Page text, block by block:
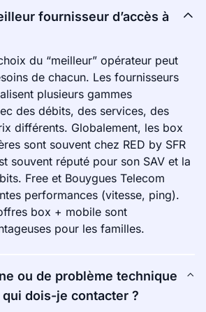
fournisseur d’accès à
du “meilleur” opérateur peut
de chacun. Les fournisseurs
plusieurs gammes
des débits, des services, des
différents. Globalement, les box
sont souvent chez RED by SFR
souvent réputé pour son SAV et la
Free et Bouygues Telecom
performances (vitesse, ping).
box + mobile sont
pour les familles.
ou de problème technique
qui dois-je contacter ?